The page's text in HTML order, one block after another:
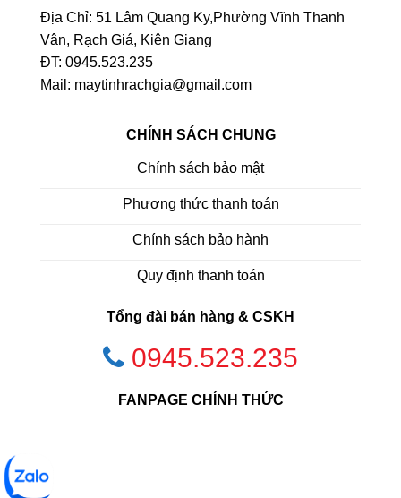
Địa Chỉ: 51 Lâm Quang Ky,Phường Vĩnh Thanh
Vân, Rạch Giá, Kiên Giang
ĐT: 0945.523.235
Mail: maytinhrachgia@gmail.com
CHÍNH SÁCH CHUNG
Chính sách bảo mật
Phương thức thanh toán
Chính sách bảo hành
Quy định thanh toán
Tổng đài bán hàng & CSKH
0945.523.235
FANPAGE CHÍNH THỨC